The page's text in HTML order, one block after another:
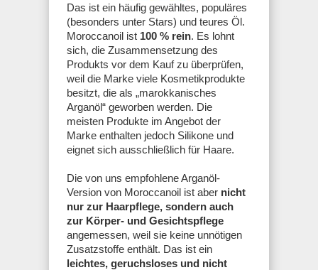
Das ist ein häufig gewähltes, populäres
(besonders unter Stars) und teures Öl.
Moroccanoil ist 100 % rein. Es lohnt
sich, die Zusammensetzung des
Produkts vor dem Kauf zu überprüfen,
weil die Marke viele Kosmetikprodukte
besitzt, die als „marokkanisches
Arganöl“ geworben werden. Die
meisten Produkte im Angebot der
Marke enthalten jedoch Silikone und
eignet sich ausschließlich für Haare.
Die von uns empfohlene Arganöl-
Version von Moroccanoil ist aber nicht
nur zur Haarpflege, sondern auch
zur Körper- und Gesichtspflege
angemessen, weil sie keine unnötigen
Zusatzstoffe enthält. Das ist ein
leichtes, geruchsloses und nicht